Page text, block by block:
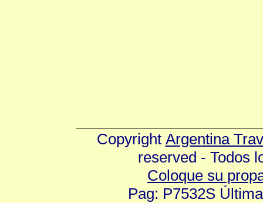
Copyright Argentina
reserved - Todos
Coloque su
Pag: P7532S